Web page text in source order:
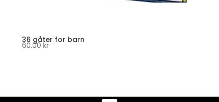
36 gåter for barn
60,00kr